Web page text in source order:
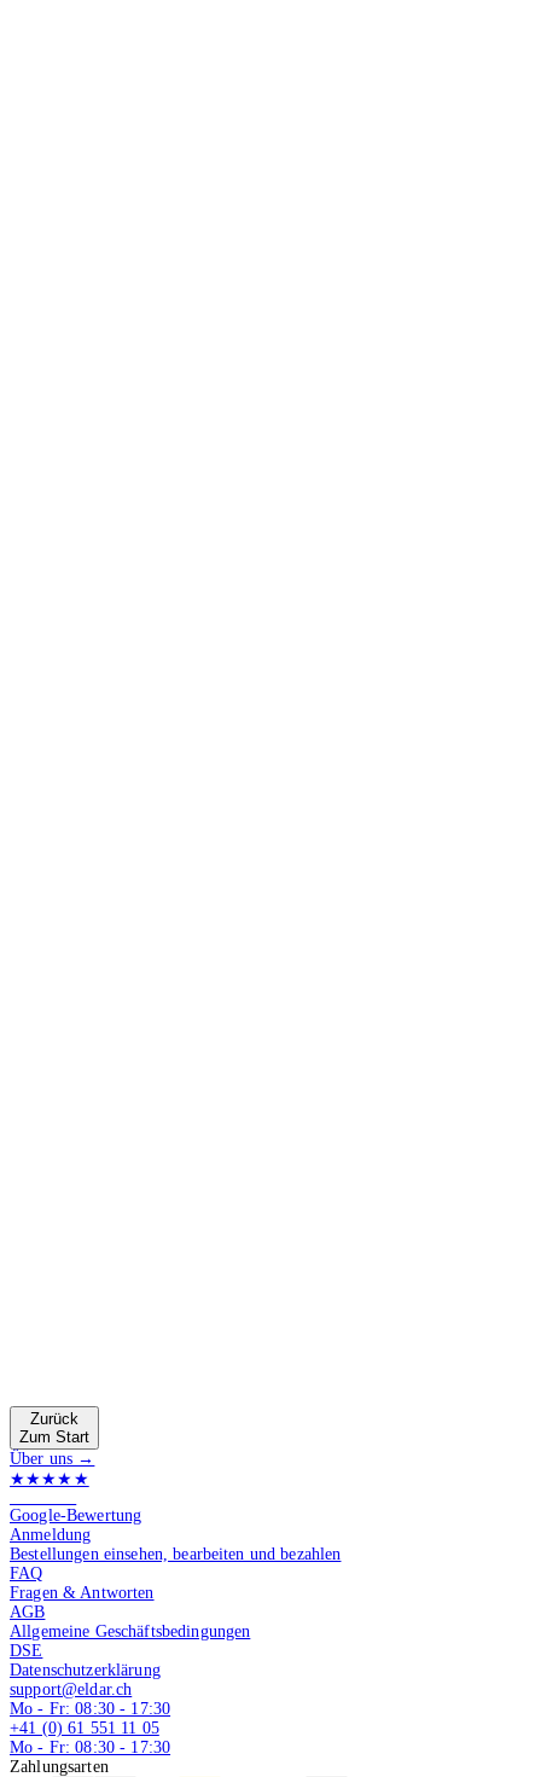
Zurück
Zum Start
Über uns →
★★★★★
Google-Bewertung
Anmeldung
Bestellungen einsehen, bearbeiten und bezahlen
FAQ
Fragen & Antworten
AGB
Allgemeine Geschäftsbedingungen
DSE
Datenschutzerklärung
support@eldar.ch
Mo - Fr: 08:30 - 17:30
+41 (0) 61 551 11 05
Mo - Fr: 08:30 - 17:30
Zahlungsarten